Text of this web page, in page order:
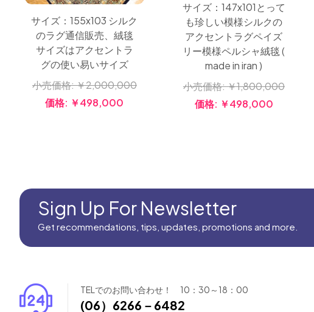
サイズ：155x103 シルク
のラグ通信販売、絨毯
サイズはアクセントラ
グの使い易いサイズ
小売価格:￥2,000,000
価格: ￥498,000
サイズ：147x101とって
も珍しい模様シルクの
アクセントラグペイズ
リー模様ペルシャ絨毯 (
made in iran )
小売価格:￥1,800,000
価格: ￥498,000
Sign Up For Newsletter
Get recommendations, tips, updates, promotions and more.
TELでのお問い合わせ！ 10：30～18：00
(06）6266－6482